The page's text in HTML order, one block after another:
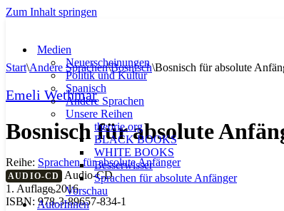
Zum Inhalt springen
Medien
Neuerscheinungen
Politik und Kultur
Spanisch
Andere Sprachen
Unsere Reihen
theorie.org
BLACK BOOKS
WHITE BOOKS
Besserwisser
Sprachen für absolute Anfänger
Vorschau
AutorInnen
Start\Andere Sprachen\Bosnisch\Bosnisch für absolute
Emeli Wethmar
Bosnisch für absolute
Reihe: Sprachen für absolute Anfänger
AUDIO-CD Audio-CD
1. Auflage 2016
ISBN: 978-3-89657-834-1